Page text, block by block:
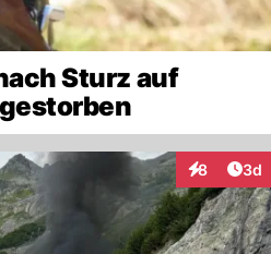
Sturz auf
8 3d